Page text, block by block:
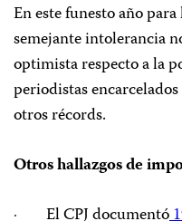
En este funesto año
semejante intolerancia
optimista respecto a la
periodistas
otros récords.
Otros hallazgos de